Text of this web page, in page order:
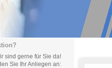
sind gerne für Sie da!
Sie Ihr Anliegen an: